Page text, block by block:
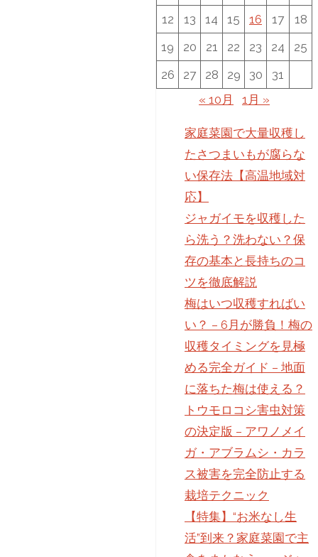
12
13 14 15 16 17
18
19
20 21 22 23 24
25
26
27 28 29 30
31
« 10月
1月 »
家庭菜園で大量収穫し
たさつまいもが腐らな
い保存法【高温地域対
応】
ジャガイモを収穫した
ら洗う？洗わない？保
存の基本と長持ちのコ
ツを徹底解説
梅はいつ収穫すればい
い？ – 6月が勝負！梅の
収穫タイミングを見極
める完全ガイド – 地面
に落ちた梅は使える？
トウモロコシ害虫対策
の決定版 – アワノメイ
ガ・アブラムシ・カラ
ス被害を完全防止する
栽培テクニック
【特集】“お米なし生
活”到来？家庭菜園で主